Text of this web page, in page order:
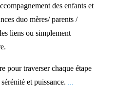
des enfants et
duo mères/ parents /
liens ou simplement
pour traverser chaque étape
et puissance. …